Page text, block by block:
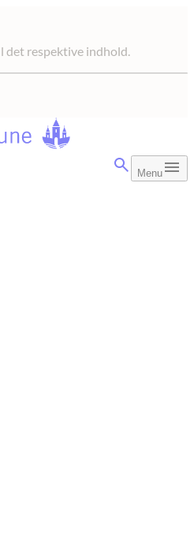
respektive indhold.
Menu